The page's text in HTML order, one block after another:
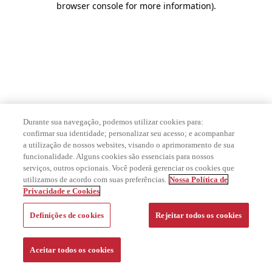
browser console for more information).
Durante sua navegação, podemos utilizar cookies para:
confirmar sua identidade; personalizar seu acesso; e acompanhar
a utilização de nossos websites, visando o aprimoramento de sua
funcionalidade. Alguns cookies são essenciais para nossos
serviços, outros opcionais. Você poderá gerenciar os cookies que
utilizamos de acordo com suas preferências. Nossa Política de
Privacidade e Cookies
Definições de cookies Rejeitar todos os cookies
Aceitar todos os cookies